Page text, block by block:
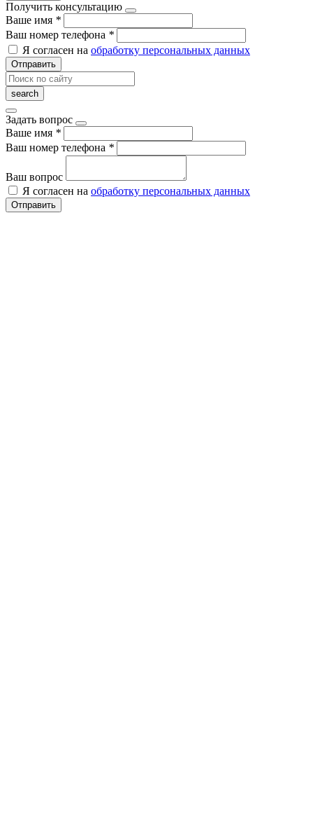
Получить консультацию
Ваше имя *
Ваш номер телефона *
Я согласен на обработку персональных данных
Отправить
Задать вопрос
Ваше имя *
Ваш номер телефона *
Ваш вопрос
Я согласен на обработку персональных данных
Отправить